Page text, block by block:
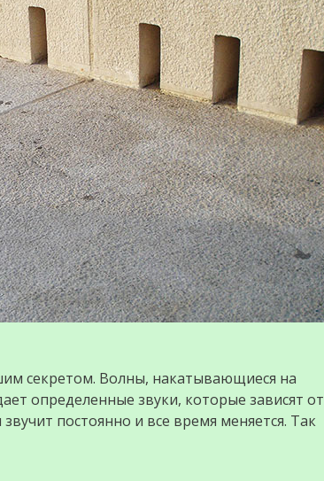
секретом. Волны, накатывающиеся на
определенные звуки, которые зависят от
постоянно и все время меняется. Так